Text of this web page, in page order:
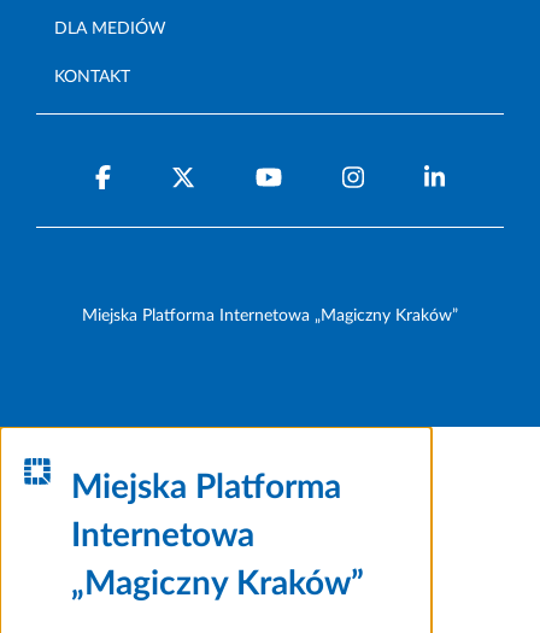
DLA MEDIÓW
KONTAKT
Miejska Platforma Internetowa „Magiczny Kraków”
Miejska Platforma
Internetowa
„Magiczny Kraków”